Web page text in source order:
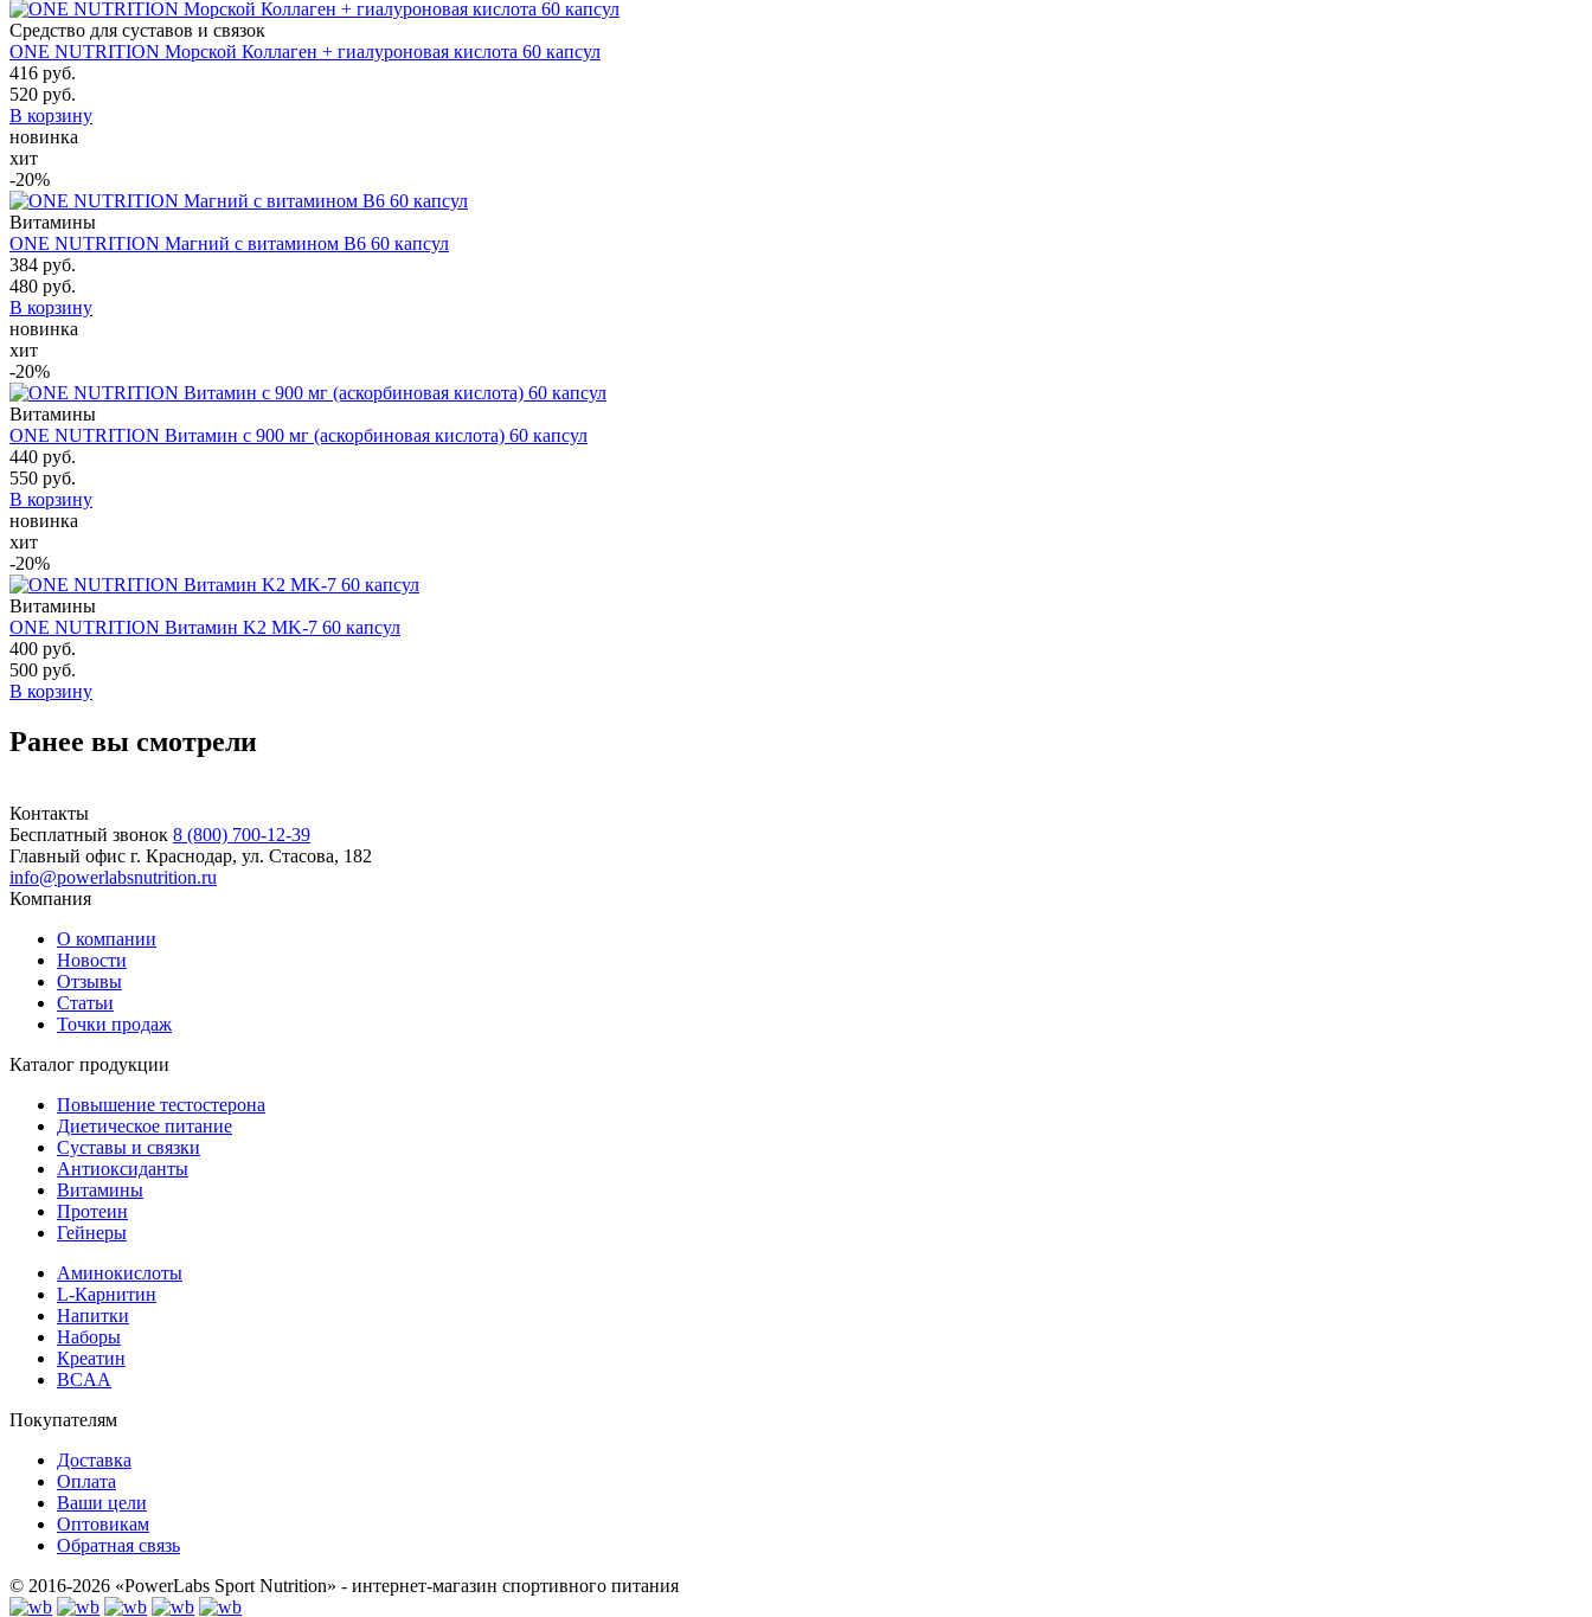
Средство для суставов и связок
ONE NUTRITION Морской Коллаген + гиалуроновая кислота 60 капсул
416 руб.
520 руб.
В корзину
новинка
хит
-20%
Витамины
ONE NUTRITION Магний с витамином В6 60 капсул
384 руб.
480 руб.
В корзину
новинка
хит
-20%
Витамины
ONE NUTRITION Витамин с 900 мг (аскорбиновая кислота) 60 капсул
440 руб.
550 руб.
В корзину
новинка
хит
-20%
Витамины
ONE NUTRITION Витамин K2 MK-7 60 капсул
400 руб.
500 руб.
В корзину
Ранее вы смотрели
Контакты
Бесплатный звонок 8 (800) 700-12-39
Главный офис г. Краснодар, ул. Стасова, 182
info@powerlabsnutrition.ru
Компания
О компании
Новости
Отзывы
Статьи
Точки продаж
Каталог продукции
Повышение тестостерона
Диетическое питание
Суставы и связки
Антиоксиданты
Витамины
Протеин
Гейнеры
Аминокислоты
L-Карнитин
Напитки
Наборы
Креатин
BCAA
Покупателям
Доставка
Оплата
Ваши цели
Оптовикам
Обратная связь
© 2016-2026 «PowerLabs Sport Nutrition» - интернет-магазин спортивного питания